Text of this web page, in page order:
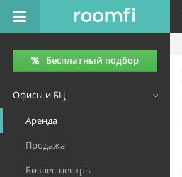
Бесплатный подбор
Офисы и БЦ
Аренда
Продажа
Бизнес-центры